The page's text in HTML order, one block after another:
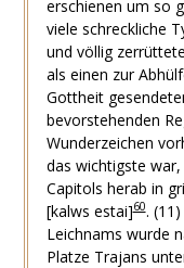
erschienen um so
viele schreckliche
und völlig
als einen zur
Gottheit
bevorstehenden
Wunderzeichen
das wichtigste
Capitols herab in
[kalws estai]60.
Leichnams wurde
Platze Trajans